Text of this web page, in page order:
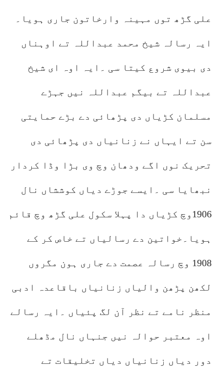
علی گڑھ توں مہینہ وارخاتون جاری ہویا۔
ایہ رسالہ شیخ محمد عبداللہ تے اوہناں
دی بیوی شروع کیتا سی ۔ایہ اوہ ای شیخ
عبداللہ تے بیگم عبداللہ نیں جہڑے
مسلمان کڑیاں دی پڑھائی دے بڑے حمایتی
سن تے ایہاں نے زنانیاں دی پڑھائی دی
تحریک نوں اگے ودھان وچ وی بڑا وڈا کردار
نبھایا سی ۔ایسے جوڑے دیاں کوششاں نال
1906وچ کڑیاں دا پہلا سکول علی گڑھ وچ قائم
ہویا۔خواتین دے رسالیاں تے خاص کر کے
1908 وچ رسالہ عصمت دے جاری ہون مگروں
لکھن پڑھن والیاں زنانیاں باقاعدہ ادبی
منظر نامے تے نظر آن لگ پئیاں ۔ایہ رسالے
اوہ معتبر حوالہ نیں جنہاں نال مڈھلے
دور دیاں زنانیاں دیاں تخلیقات تے